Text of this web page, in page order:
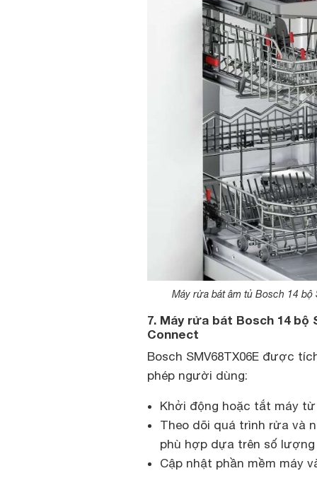
Máy rửa bát âm tủ Bosch 14
7. Máy rửa bát Bosch 14 bộ
Connect
Bosch SMV68TX06E được
phép người dùng:
Khởi động hoặc tắt máy
Theo dõi quá trình rửa và
phù hợp dựa trên số
Cập nhật phần mềm máy